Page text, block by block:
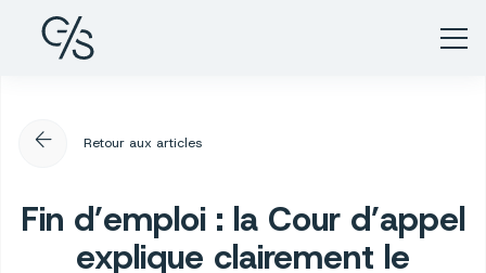
arrow_back Retour aux articles
Fin d’emploi : la Cour d’appel
explique clairement le